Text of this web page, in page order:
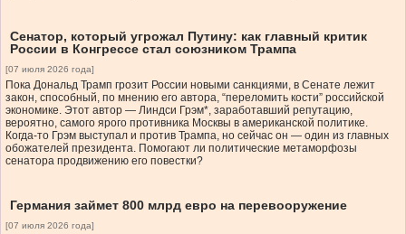
Сенатор, который угрожал Путину: как главный критик
России в Конгрессе стал союзником Трампа
[07 июля 2026 года]
Пока Дональд Трамп грозит России новыми санкциями, в Сенате лежит
закон, способный, по мнению его автора, “переломить кости” российской
экономике. Этот автор — Линдси Грэм*, заработавший репутацию,
вероятно, самого ярого противника Москвы в американской политике.
Когда-то Грэм выступал и против Трампа, но сейчас он — один из главных
обожателей президента. Помогают ли политические метаморфозы
сенатора продвижению его повестки?
Германия займет 800 млрд евро на перевооружение
[07 июля 2026 года]